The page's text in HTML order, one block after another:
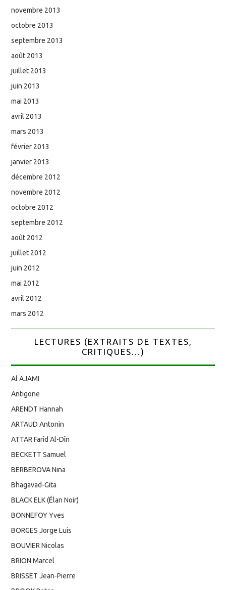
novembre 2013
octobre 2013
septembre 2013
août 2013
juillet 2013
juin 2013
mai 2013
avril 2013
mars 2013
février 2013
janvier 2013
décembre 2012
novembre 2012
octobre 2012
septembre 2012
août 2012
juillet 2012
juin 2012
mai 2012
avril 2012
mars 2012
LECTURES (EXTRAITS DE TEXTES,
CRITIQUES...)
Al AJAMI
Antigone
ARENDT Hannah
ARTAUD Antonin
ATTAR Farîd Al-Dîn
BECKETT Samuel
BERBEROVA Nina
Bhagavad-Gita
BLACK ELK (Élan Noir)
BONNEFOY Yves
BORGES Jorge Luis
BOUVIER Nicolas
BRION Marcel
BRISSET Jean-Pierre